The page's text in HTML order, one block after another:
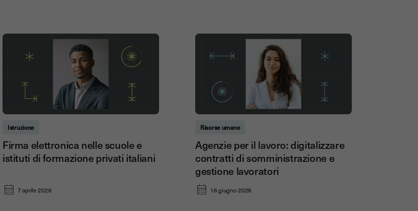
Istruzione
Firma elettronica nelle scuole e
istituti di formazione privati italiani
7 aprile 2026
Risorse umane
Agenzie per il lavoro: digitalizzare
contratti di somministrazione e
gestione lavoratori
16 giugno 2026